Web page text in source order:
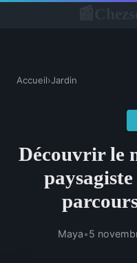
Accueil›Jardin
Découvrir le
Maya•5